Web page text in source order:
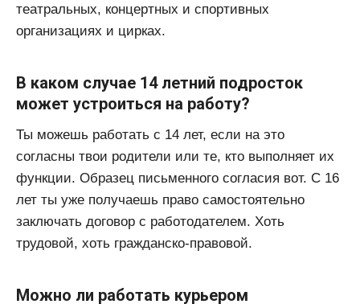
театральных, концертных и спортивных
организациях и цирках.
В каком случае 14 летний подросток
может устроиться на работу?
Ты можешь работать с 14 лет, если на это
согласны твои родители или те, кто выполняет их
функции. Образец письменного согласия вот. С 16
лет ты уже получаешь право самостоятельно
заключать договор с работодателем. Хоть
трудовой, хоть гражданско-правовой.
Можно ли работать курьером